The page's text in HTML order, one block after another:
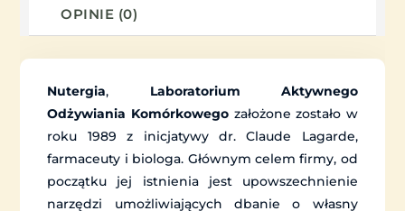
OPINIE (0)
Nutergia, Laboratorium Aktywnego
Odżywiania Komórkowegozałożone zostało w
roku 1989 z inicjatywy dr. Claude Lagarde,
farmaceuty i biologa. Głównym celem firmy, od
początku jej istnienia jest upowszechnienie
narzędzi umożliwiających dbanie o własny